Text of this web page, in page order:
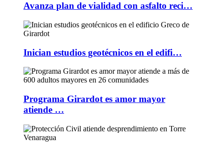
Avanza plan de vialidad con asfalto reci…
Inician estudios geotécnicos en el edifi…
Programa Girardot es amor mayor
atiende …